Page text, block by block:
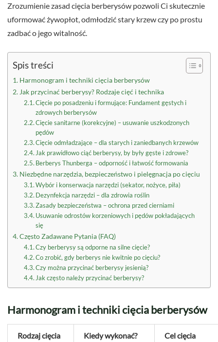
Zrozumienie zasad cięcia berberysów pozwoli Ci skutecznie
uformować żywopłot, odmłodzić stary krzew czy po prostu
zadbać o jego witalność.
Spis treści
Harmonogram i techniki cięcia berberysów
Jak przycinać berberysy? Rodzaje cięć i technika
Cięcie po posadzeniu i formujące: Fundament gęstych i
zdrowych berberysów
Cięcie sanitarne (korekcyjne) – usuwanie uszkodzonych
pędów
Cięcie odmładzające – dla starych i zaniedbanych krzewów
Jak prawidłowo ciąć berberysy, by były gęste i zdrowe?
Berberys Thunberga – odporność i łatwość formowania
Niezbędne narzędzia, bezpieczeństwo i pielęgnacja po cięciu
Wybór i konserwacja narzędzi (sekator, nożyce, piła)
Dezynfekcja narzędzi – dla zdrowia roślin
Zasady bezpieczeństwa – ochrona przed cierniami
Usuwanie odrostów korzeniowych i pędów pokładających
się
Często Zadawane Pytania (FAQ)
Czy berberysy są odporne na silne cięcie?
Co zrobić, gdy berberys nie kwitnie po cięciu?
Czy można przycinać berberysy jesienią?
Jak często należy przycinać berberysy?
Harmonogram i techniki cięcia berberysów
Rodzaj cięcia Kiedy wykonać? Cel cięcia